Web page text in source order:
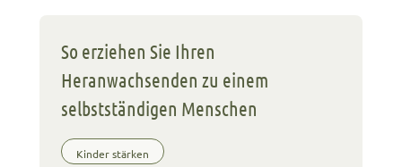
So erziehen Sie Ihren
Heranwachsenden zu einem
selbstständigen Menschen
Kinder stärken